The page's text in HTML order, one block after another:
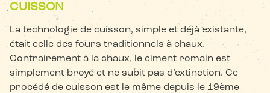
CUISSON
La technologie de cuisson, simple et déjà existante,
était celle des fours traditionnels à chaux.
Contrairement à la chaux, le ciment romain est
simplement broyé et ne subit pas d’extinction. Ce
procédé de cuisson est le même depuis le 19ème